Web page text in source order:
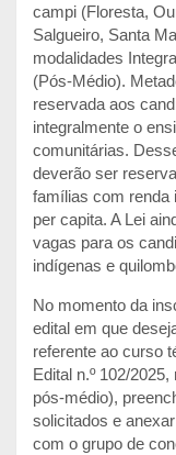
campi (Floresta,
Salgueiro, Santa
modalidades
(Pós-Médio).
reservada aos
integralmente o
comunitárias.
deverão ser
famílias com renda
per capita. A Lei
vagas para os
indígenas e
No momento da
edital em que
referente ao curso
Edital n.º 102/
pós-médio),
solicitados e
com o grupo de